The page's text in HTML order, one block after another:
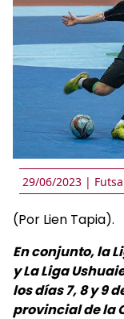
29/06/2023 |
(Por Lien Tapia).
En conjunto, la
y La Liga
los días 7, 8 y 9
provincial de la